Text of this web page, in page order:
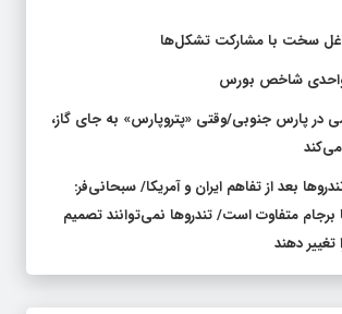
سخت با مشارکت تشکل‌ها
در پارس جنوبی/وقتی «پتروپارس» به جای گاز،
بعد از تفاهم ایران و آمریکا/ سبحانی‌فر:
برجام متفاوت است/ تندروها نمی‌توانند تصمیم
تغییر دهند